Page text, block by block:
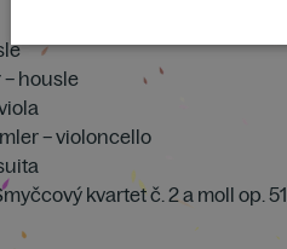
housle
– violoncello
kvartet č. 2 a moll op. 51